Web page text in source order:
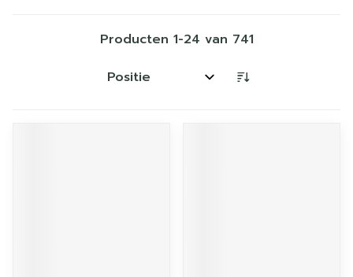
Producten 1-24 van 741
Sorteer op: